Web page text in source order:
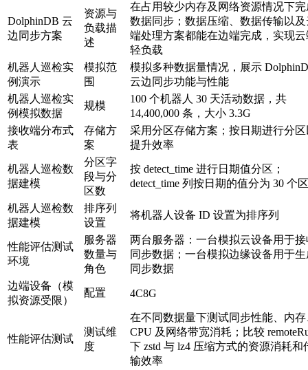
DolphinDB 云
边同步方案
资源与
负载描
述
在占用较少内存及网络资源情况下完
数据同步；数据压缩、数据传输以及
端处理方案都能在边端完成，实现云
轻负载
机器人巡检实
例演示
模拟范
围
模拟多种数据量情况，展示
云边同步功能与性能
机器人巡检实
例模拟数据
规模
100 个机器人 30 天活动数据，共
14,400,000 条，大小 3.3G
接收端分布式
表
存储方
案
采用分区存储方案；按日期进行分区
提升效率
机器人巡检数
据建模
分区字
段与分
区数
按 detect_time 进行日期值分区；
detect_time 列按日期的值分为 30 个区
机器人巡检数
据建模
排序列
设置
将机器人设备 ID 设置为排序列
性能评估测试
环境
服务器
数量与
角色
两台服务器：一台模拟云设备用于接
同步数据；一台模拟边缘设备用于生
同步数据
边端设备（模
拟资源受限）
配置 4C8G
性能评估测试
测试维
度
在不同数据量下测试同步性能、内存
CPU 及网络带宽消耗；比较
下 zstd 与 lz4 压缩方式的资源消耗和
输效率